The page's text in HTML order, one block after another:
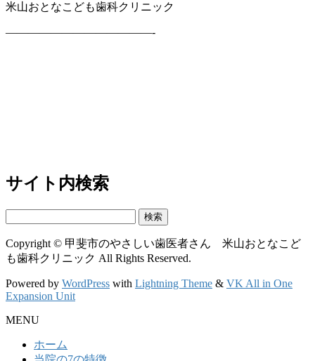
米山おとなこども歯科クリニック
—————————————-
サイト内検索
Copyright © 甲斐市のやさしい歯医者さん 米山おとなこど
も歯科クリニック All Rights Reserved.
Powered by WordPress with Lightning Theme & VK All in One
Expansion Unit
MENU
ホーム